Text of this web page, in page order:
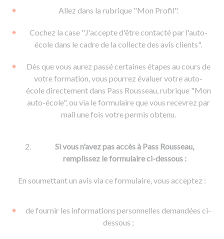
Permis remorque
Permis & handicap
d'apprentissage
De la conduite en voiture
De la conduite à moto
Voir tous les supports
Formations pro.
Permis poids lourd
Formation FCO
Formation CACES
Devenir enseignant de la conduite
Ressources
Allez dans la rubrique "Mon Profil".
Cochez la case "J'accepte d'être contacté par l'auto-
école dans le cadre de la collecte des avis clients".
Dès que vous aurez passé certaines étapes au cours de
votre formation, vous pourrez évaluer votre auto-
école directement dans Pass Rousseau, rubrique "Mon
auto-école", ou via le formulaire que vous recevrez par
mail une fois votre permis obtenu.
Si vous n'avez pas accès à Pass Rousseau,
remplissez le formulaire ci-dessous :
En soumettant un avis via ce formulaire, vous acceptez :
de fournir les informations personnelles demandées ci-
dessous ;